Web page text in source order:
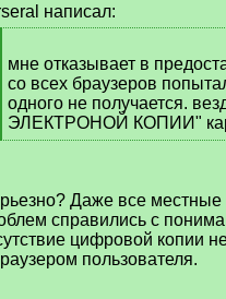
написал:
q
]
мне отказывает в
со всех браузеров
одного не получается.
ЭЛЕКТРОНОЙ КОПИИ"
[
]
Даже все местные
справились с
цифровой копии
пользователя.